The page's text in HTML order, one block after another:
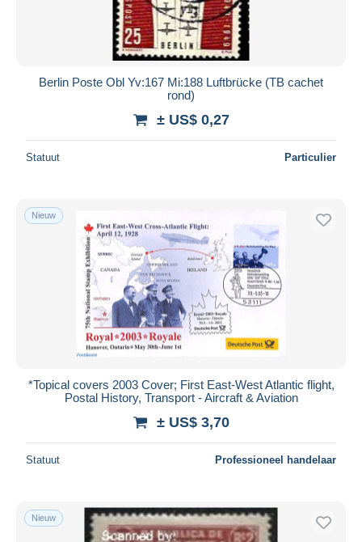
Berlin Poste Obl Yv:167 Mi:188 Luftbrücke (TB cachet
rond)
± US$ 0,27
Statuut Particulier
Nieuw
*Topical covers 2003 Cover; First East-West Atlantic flight,
Postal History, Transport - Aircraft & Aviation
± US$ 3,70
Statuut Professioneel handelaar
Nieuw